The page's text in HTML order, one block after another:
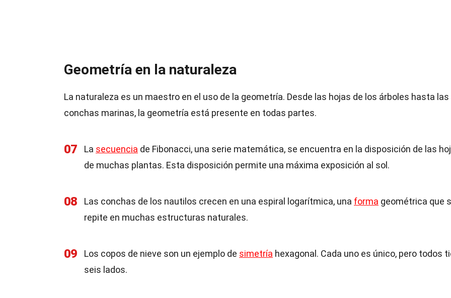
Geometría en la naturaleza
La naturaleza es un maestro en el uso de la geometría. Desde las hojas de los árboles hasta las
conchas marinas, la geometría está presente en todas partes.
07 La secuencia de Fibonacci, una serie matemática, se encuentra en la disposición de las
de muchas plantas. Esta disposición permite una máxima exposición al sol.
08 Las conchas de los nautilos crecen en una espiral logarítmica, una forma geométrica que
repite en muchas estructuras naturales.
09 Los copos de nieve son un ejemplo de simetría hexagonal. Cada uno es único, pero todos
seis lados.